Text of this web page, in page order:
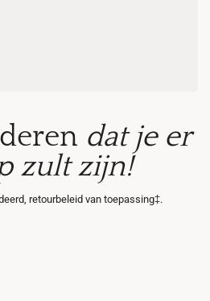
dat je er
zult zijn!
retourbeleid van toepassing‡.